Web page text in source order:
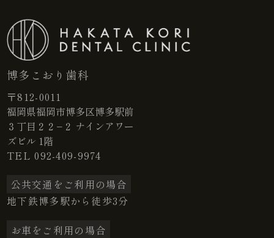
博多こおり歯科
〒812-0011
福岡県福岡市博多区博多駅前
３丁目２２−２ ナインアワー
ズビル 1階
TEL092-409-9974
公共交通をご利用の場合
地下鉄博多駅から徒歩3分
お車をご利用の場合